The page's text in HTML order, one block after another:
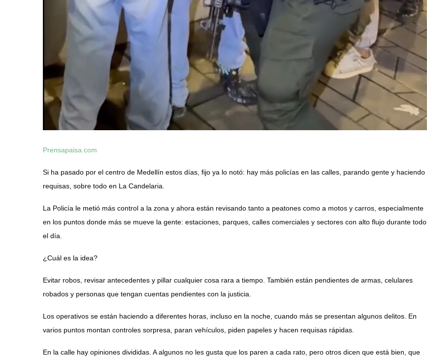
Prensapaisa.com
Si ha pasado por el centro de Medellín estos días, fijo ya lo notó: hay más policías en las calles, parando gente y haciendo
requisas, sobre todo en La Candelaria.
La Policía le metió más control a la zona y ahora están revisando tanto a peatones como a motos y carros, especialmente
en los puntos donde más se mueve la gente: estaciones, parques, calles comerciales y sectores con alto flujo durante todo
el día.
¿Cuál es la idea?
Evitar robos, revisar antecedentes y pillar cualquier cosa rara a tiempo. También están pendientes de armas, celulares
robados y personas que tengan cuentas pendientes con la justicia.
Los operativos se están haciendo a diferentes horas, incluso en la noche, cuando más se presentan algunos delitos. En
varios puntos montan controles sorpresa, paran vehículos, piden papeles y hacen requisas rápidas.
En la calle hay opiniones divididas. A algunos no les gusta que los paren a cada rato, pero otros dicen que está bien, que